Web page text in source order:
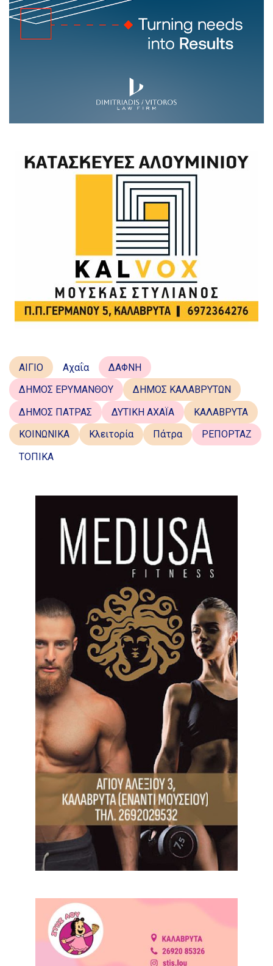
ΑΙΓΙΟ Αχαΐα
ΔΑΦΝΗ
ΔΗΜΟΣ ΕΡΥΜΑΝΘΟΥ
ΔΗΜΟΣ ΚΑΛΑΒΡΥΤΩΝ
ΔΗΜΟΣ ΠΑΤΡΑΣ
ΔΥΤΙΚΗ ΑΧΑΪΑ
ΚΑΛΑΒΡΥΤΑ
ΚΟΙΝΩΝΙΚΑ
Κλειτορία Πάτρα
ΡΕΠΟΡΤΑΖ
ΤΟΠΙΚΑ